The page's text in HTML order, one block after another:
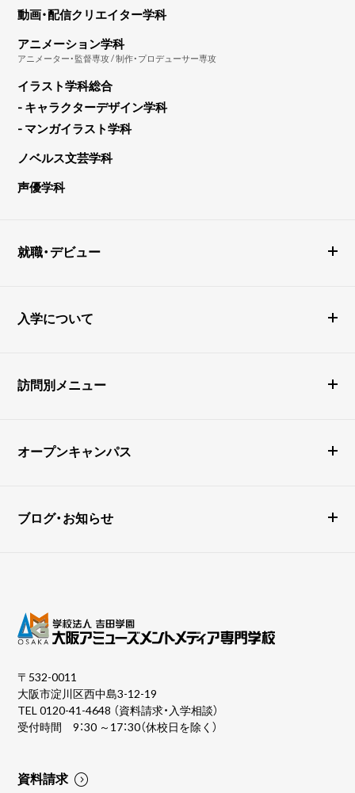
動画・配信クリエイター学科
アニメーション学科
アニメーター・監督専攻 / 制作・プロデューサー専攻
イラスト学科総合
- キャラクターデザイン学科
- マンガイラスト学科
ノベルス文芸学科
声優学科
就職・デビュー
入学について
訪問別メニュー
オープンキャンパス
ブログ・お知らせ
〒532-0011
大阪市淀川区西中島3-12-19
TEL0120-41-4648 （資料請求・入学相談）
受付時間 9：30 ～17：30（休校日を除く）
資料請求